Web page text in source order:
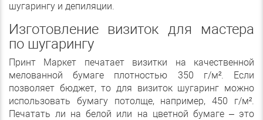
шугарингу и депиляции.
Изготовление визиток для мастера
по шугарингу
Принт Маркет печатает визитки на качественной
мелованной бумаге плотностью 350 г/м². Если
позволяет бюджет, то для визиток шугаринг можно
использовать бумагу потолще, например, 450 г/м².
Печатать ли на белой или на цветной бумаге – это